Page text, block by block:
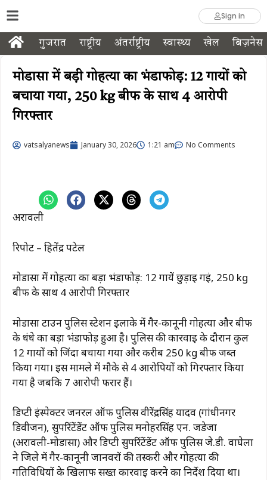
Sign in
गुजरात राष्ट्रीय अंतर्राष्ट्रीय स्वास्थ्य खेल बिज़नेस
मोडासा में बड़ी गोहत्या का भंडाफोड़: 12 गायों को
बचाया गया, 250 kg बीफ के साथ 4 आरोपी
गिरफ्तार
vatsalyanews January 30, 2026 1:21 am No Comments
अरावली
रिपोर्ट – हितेंद्र पटेल
मोडासा में गोहत्या का बड़ा भंडाफोड़: 12 गायें छुड़ाई गईं, 250 kg
बीफ के साथ 4 आरोपी गिरफ्तार
मोडासा टाउन पुलिस स्टेशन इलाके में गैर-कानूनी गोहत्या और बीफ
के धंधे का बड़ा भंडाफोड़ हुआ है। पुलिस की कार्रवाई के दौरान कुल
12 गायों को जिंदा बचाया गया और करीब 250 kg बीफ जब्त
किया गया। इस मामले में मौके से 4 आरोपियों को गिरफ्तार किया
गया है जबकि 7 आरोपी फरार हैं।
डिप्टी इंस्पेक्टर जनरल ऑफ पुलिस वीरेंद्रसिंह यादव (गांधीनगर
डिवीजन), सुपरिंटेंडेंट ऑफ पुलिस मनोहरसिंह एन. जडेजा
(अरावली-मोडासा) और डिप्टी सुपरिंटेंडेंट ऑफ पुलिस जे.डी. वाघेला
ने जिले में गैर-कानूनी जानवरों की तस्करी और गोहत्या की
गतिविधियों के खिलाफ सख्त कार्रवाई करने का निर्देश दिया था।